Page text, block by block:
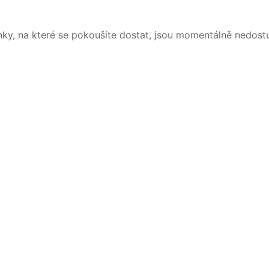
na které se pokoušíte dostat, jsou momentálně